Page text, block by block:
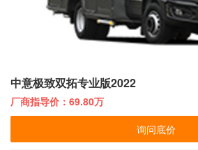
中意极致双拓专业版2022
厂商指导价：69.80万
询问底价